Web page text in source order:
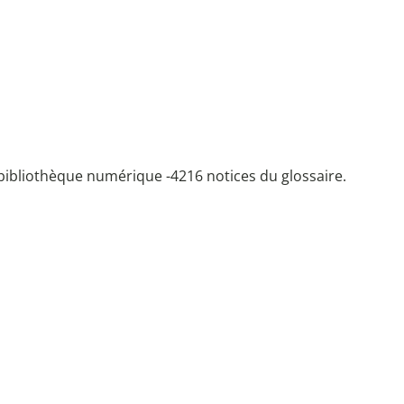
numérique -4216 notices du glossaire.